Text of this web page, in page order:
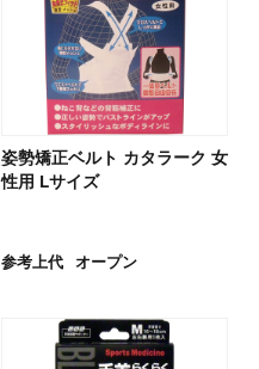
姿勢矯正ベルト カタラーク 女
性用 Lサイズ
参考上代 オープン